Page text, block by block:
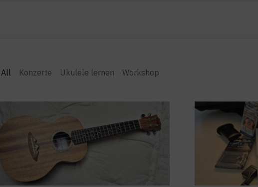
Konzerte Ukulele lernen Workshop
All